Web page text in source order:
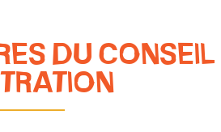
DU CONSEIL